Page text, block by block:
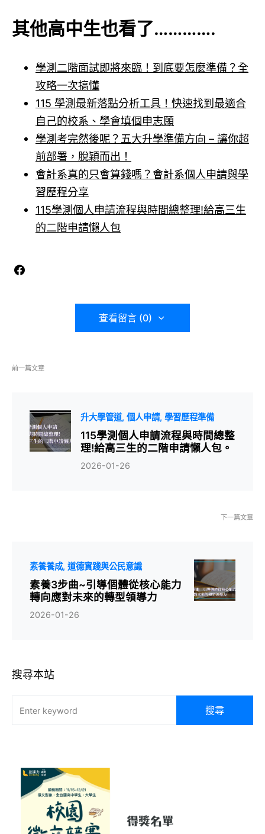
其他高中生也看了………….
學測二階面試即將來臨！到底要怎麼準備？全
攻略一次搞懂
115 學測最新落點分析工具！快速找到最適合
自己的校系、學會填個申志願
學測考完然後呢？五大升學準備方向 – 讓你超
前部署，脫穎而出！
會計系真的只會算錢嗎？會計系個人申請與學
習歷程分享
115學測個人申請流程與時間總整理!給高三生
的二階申請懶人包
查看留言 (0)
前一篇文章
升大學管道 個人申請 學習歷程準備
115學測個人申請流程與時間總整
理!給高三生的二階申請懶人包。
2026-01-26
下一篇文章
素養養成 道德實踐與公民意識
素養3步曲~引導個體從核心能力
轉向應對未來的轉型領導力
2026-01-26
搜尋本站
搜尋